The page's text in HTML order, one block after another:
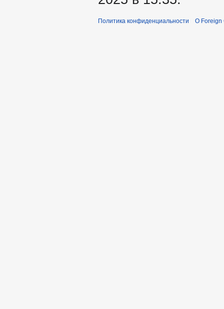
Политика конфиденциальности О Foreign